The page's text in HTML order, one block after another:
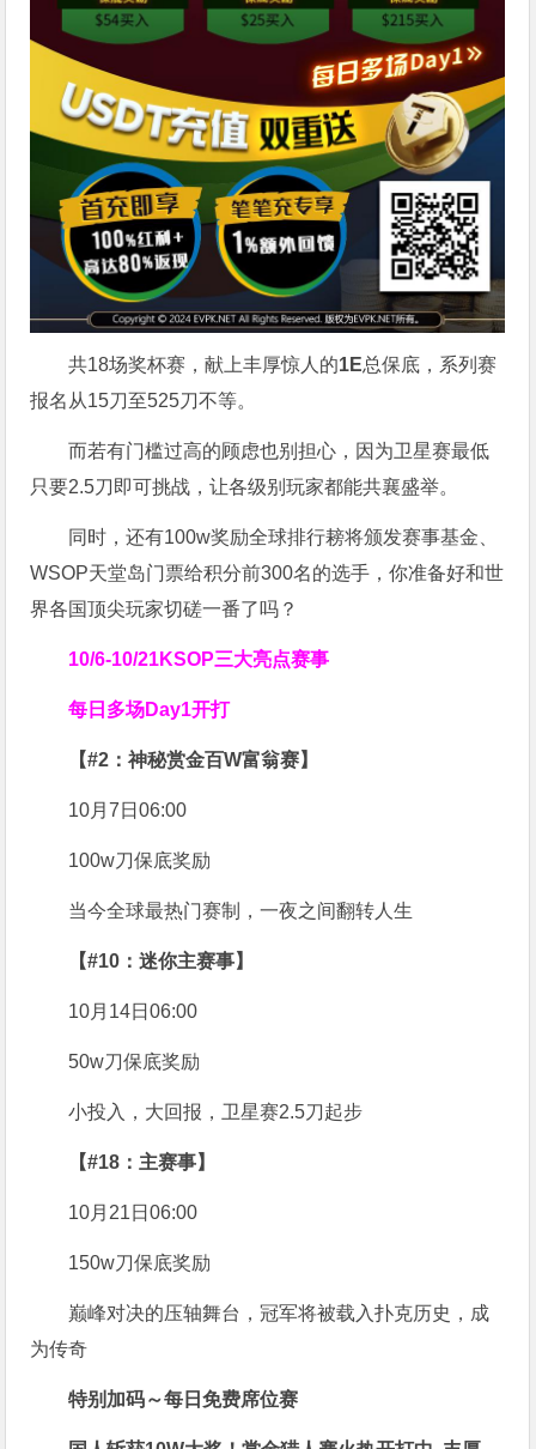
共18场奖杯赛，献上丰厚惊人的1E总保底，系列赛
报名从15刀至525刀不等。
而若有门槛过高的顾虑也别担心，因为卫星赛最低
只要2.5刀即可挑战，让各级别玩家都能共襄盛举。
同时，还有100w奖励全球排行耪将颁发赛事基金、
WSOP天堂岛门票给积分前300名的选手，你准备好和世
界各国顶尖玩家切磋一番了吗？
10/6-10/21KSOP三大亮点赛事
每日多场Day1开打
【#2：神秘赏金百W富翁赛】
10月7日06:00
100w刀保底奖励
当今全球最热门赛制，一夜之间翻转人生
【#10：迷你主赛事】
10月14日06:00
50w刀保底奖励
小投入，大回报，卫星赛2.5刀起步
【#18：主赛事】
10月21日06:00
150w刀保底奖励
巅峰对决的压轴舞台，冠军将被载入扑克历史，成
为传奇
特别加码～每日免费席位赛